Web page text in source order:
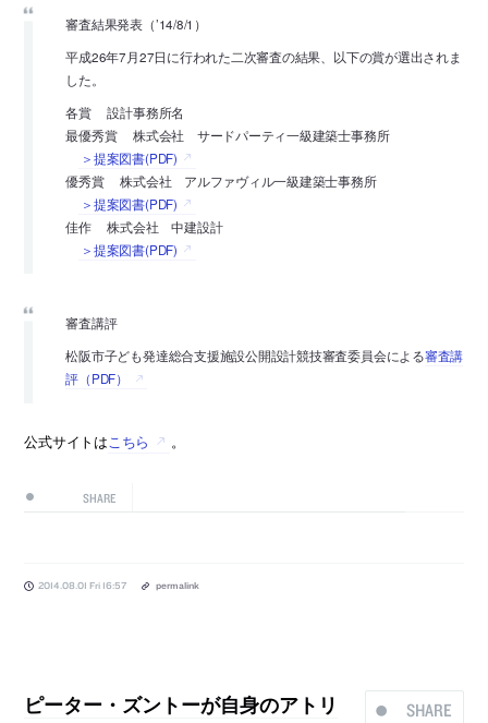
審査結果発表（’14/8/1）
平成26年7月27日に行われた二次審査の結果、以下の賞が選出されま
した。
各賞 設計事務所名
最優秀賞 株式会社 サードパーティ一級建築士事務所
＞提案図書(PDF)
優秀賞 株式会社 アルファヴィル一級建築士事務所
＞提案図書(PDF)
佳作 株式会社 中建設計
＞提案図書(PDF)
審査講評
松阪市子ども発達総合支援施設公開設計競技審査委員会による審査講
評（PDF）
公式サイトはこちら 。
SHARE
2014.08.01 Fri 16:57 permalink
SHARE
ピーター・ズントーが自身のアトリ